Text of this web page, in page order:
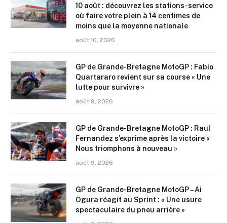
10 août : découvrez les stations-service
où faire votre plein à 14 centimes de
moins que la moyenne nationale
août 10, 2026
GP de Grande-Bretagne MotoGP : Fabio
Quartararo revient sur sa course « Une
lutte pour survivre »
août 9, 2026
GP de Grande-Bretagne MotoGP : Raul
Fernandez s’exprime après la victoire «
Nous triomphons à nouveau »
août 9, 2026
GP de Grande-Bretagne MotoGP – Ai
Ogura réagit au Sprint : « Une usure
spectaculaire du pneu arrière »